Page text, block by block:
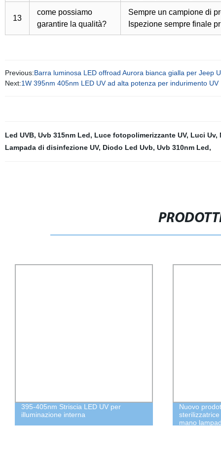
13
come possiamo
garantire la qualità?
Sempre un campione di
Ispezione sempre finale
Previous:Barra luminosa LED offroad Aurora bianca gialla per Jeep
Next:1W 395nm 405nm LED UV ad alta potenza per indurimento UV
Led UVB, Uvb 315nm Led, Luce fotopolimerizzante UV, Luci Uv,
Lampada di disinfezione UV, Diodo Led Uvb, Uvb 310nm Led,
395-405nm Striscia LED UV per
illuminazione interna
Nuovo
mano